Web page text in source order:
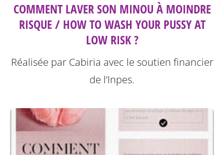
COMMENT LAVER SON MINOU À MOINDRE
RISQUE / HOW TO WASH YOUR PUSSY AT
LOW RISK ?
Réalisée par Cabiria avec le soutien financier
de l’Inpes.